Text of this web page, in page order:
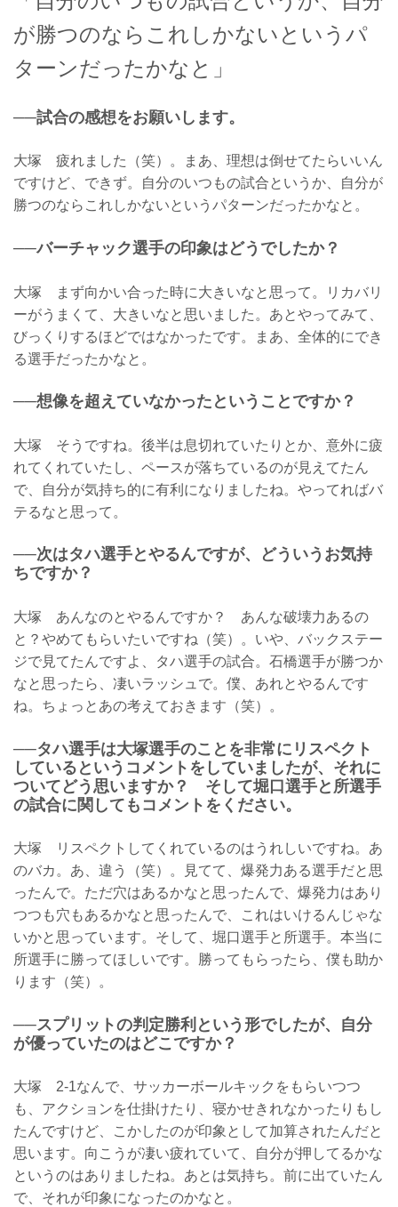
が勝つのならこれしかないというパ
ターンだったかなと」
──試合の感想をお願いします。
大塚 疲れました（笑）。まあ、理想は倒せてたらいいん
ですけど、できず。自分のいつもの試合というか、自分が
勝つのならこれしかないというパターンだったかなと。
──バーチャック選手の印象はどうでしたか？
大塚 まず向かい合った時に大きいなと思って。リカバリ
ーがうまくて、大きいなと思いました。あとやってみて、
びっくりするほどではなかったです。まあ、全体的にでき
る選手だったかなと。
──想像を超えていなかったということですか？
大塚 そうですね。後半は息切れていたりとか、意外に疲
れてくれていたし、ペースが落ちているのが見えてたん
で、自分が気持ち的に有利になりましたね。やってればバ
テるなと思って。
──次はタハ選手とやるんですが、どういうお気持
ちですか？
大塚 あんなのとやるんですか？ あんな破壊力あるの
と？やめてもらいたいですね（笑）。いや、バックステー
ジで見てたんですよ、タハ選手の試合。石橋選手が勝つか
なと思ったら、凄いラッシュで。僕、あれとやるんです
ね。ちょっとあの考えておきます（笑）。
──タハ選手は大塚選手のことを非常にリスペクト
しているというコメントをしていましたが、それに
ついてどう思いますか？ そして堀口選手と所選手
の試合に関してもコメントをください。
大塚 リスペクトしてくれているのはうれしいですね。あ
のバカ。あ、違う（笑）。見てて、爆発力ある選手だと思
ったんで。ただ穴はあるかなと思ったんで、爆発力はあり
つつも穴もあるかなと思ったんで、これはいけるんじゃな
いかと思っています。そして、堀口選手と所選手。本当に
所選手に勝ってほしいです。勝ってもらったら、僕も助か
ります（笑）。
──スプリットの判定勝利という形でしたが、自分
が優っていたのはどこですか？
大塚 2-1なんで、サッカーボールキックをもらいつつ
も、アクションを仕掛けたり、寝かせきれなかったりもし
たんですけど、こかしたのが印象として加算されたんだと
思います。向こうが凄い疲れていて、自分が押してるかな
というのはありましたね。あとは気持ち。前に出ていたん
で、それが印象になったのかなと。